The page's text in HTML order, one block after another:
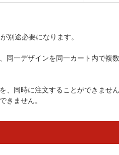
別途必要になります。
一デザインを同一カート内で複
同時に注文することができません
きません。